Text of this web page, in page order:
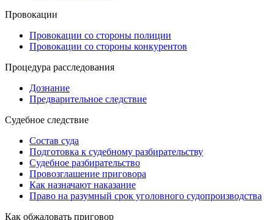
Провокации
Провокации со стороны полиции
Провокации со стороны конкурентов
Процедура расследования
Дознание
Предварительное следствие
Судебное следствие
Состав суда
Подготовка к судебному разбирательству
Судебное разбирательство
Провозглашение приговора
Как назначают наказание
Право на разумный срок уголовного судопроизводства
Как обжаловать приговор